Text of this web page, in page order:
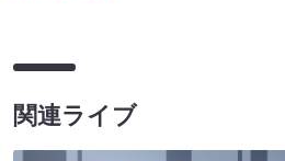
関連ライブ